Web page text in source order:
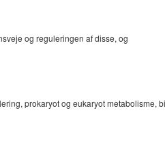
og reguleringen af disse, og
prokaryot og eukaryot metabolisme,